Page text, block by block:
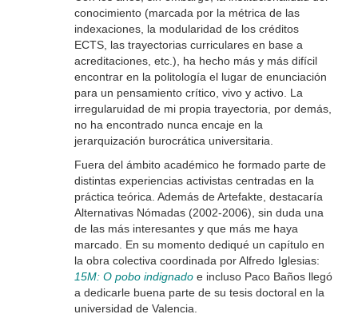
conocimiento (marcada por la métrica de las
indexaciones, la modularidad de los créditos
ECTS, las trayectorias curriculares en base a
acreditaciones, etc.), ha hecho más y más difícil
encontrar en la politología el lugar de enunciación
para un pensamiento crítico, vivo y activo. La
irregularuidad de mi propia trayectoria, por demás,
no ha encontrado nunca encaje en la
jerarquización burocrática universitaria.
Fuera del ámbito académico he formado parte de
distintas experiencias activistas centradas en la
práctica teórica. Además de Artefakte, destacaría
Alternativas Nómadas (2002-2006), sin duda una
de las más interesantes y que más me haya
marcado. En su momento dediqué un capítulo en
la obra colectiva coordinada por Alfredo Iglesias:
15M: O pobo indignadoe incluso Paco Baños llegó
a dedicarle buena parte de su tesis doctoral en la
universidad de Valencia.